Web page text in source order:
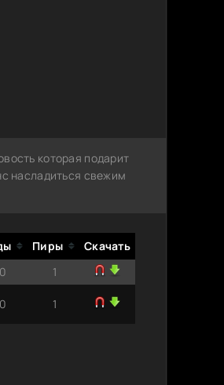
которая подарит
насладиться свежим
Пиры
Скачать
0
1
0 1